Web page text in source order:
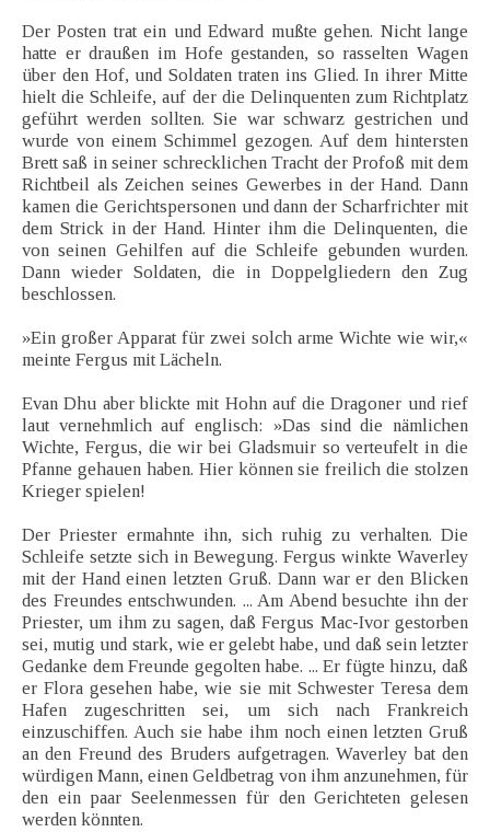
Der Posten trat ein und Edward mußte gehen. Nicht lange
hatte er draußen im Hofe gestanden, so rasselten Wagen
über den Hof, und Soldaten traten ins Glied. In ihrer Mitte
hielt die Schleife, auf der die Delinquenten zum Richtplatz
geführt werden sollten. Sie war schwarz gestrichen und
wurde von einem Schimmel gezogen. Auf dem hintersten
Brett saß in seiner schrecklichen Tracht der Profoß mit dem
Richtbeil als Zeichen seines Gewerbes in der Hand. Dann
kamen die Gerichtspersonen und dann der Scharfrichter mit
dem Strick in der Hand. Hinter ihm die Delinquenten, die
von seinen Gehilfen auf die Schleife gebunden wurden.
Dann wieder Soldaten, die in Doppelgliedern den Zug
beschlossen.
»Ein großer Apparat für zwei solch arme Wichte wie wir,«
meinte Fergus mit Lächeln.
Evan Dhu aber blickte mit Hohn auf die Dragoner und rief
laut vernehmlich auf englisch: »Das sind die nämlichen
Wichte, Fergus, die wir bei Gladsmuir so verteufelt in die
Pfanne gehauen haben. Hier können sie freilich die stolzen
Krieger spielen!
Der Priester ermahnte ihn, sich ruhig zu verhalten. Die
Schleife setzte sich in Bewegung. Fergus winkte Waverley
mit der Hand einen letzten Gruß. Dann war er den Blicken
des Freundes entschwunden. ... Am Abend besuchte ihn der
Priester, um ihm zu sagen, daß Fergus Mac-Ivor gestorben
sei, mutig und stark, wie er gelebt habe, und daß sein letzter
Gedanke dem Freunde gegolten habe. ... Er fügte hinzu, daß
er Flora gesehen habe, wie sie mit Schwester Teresa dem
Hafen zugeschritten sei, um sich nach Frankreich
einzuschiffen. Auch sie habe ihm noch einen letzten Gruß
an den Freund des Bruders aufgetragen. Waverley bat den
würdigen Mann, einen Geldbetrag von ihm anzunehmen, für
den ein paar Seelenmessen für den Gerichteten gelesen
werden könnten.